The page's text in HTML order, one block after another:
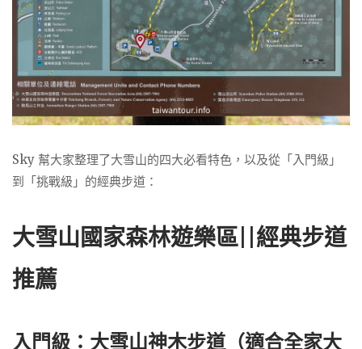
Sky 幫大家整理了大雪山的四大必看特色，以及從「入門級」
到「挑戰級」的經典步道：
大雪山國家森林遊樂區||經典步道
推薦
入門級：大雪山神木步道（適合全家大